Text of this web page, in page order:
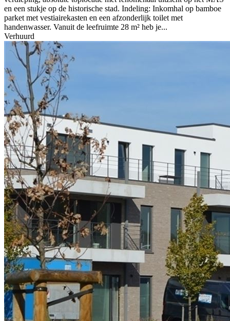
en een stukje op de historische stad. Indeling: Inkomhal op bamboe
parket met vestiairekasten en een afzonderlijk toilet met
handenwasser. Vanuit de leefruimte 28 m² heb je...
Verhuurd